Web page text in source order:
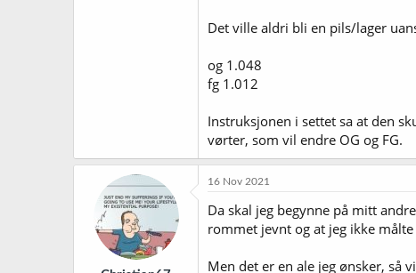
Det ville aldri bli en pils/lager
og 1.048
fg 1.012
Instruksjonen i settet sa at den
vørter, som vil endre OG og FG.
16 Nov 2021
Da skal jeg begynne på mitt
rommet jevnt og at jeg ikke målte
Men det er en ale jeg ønsker, så